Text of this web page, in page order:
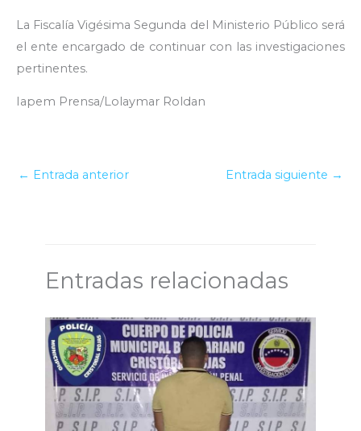
La Fiscalía Vigésima Segunda del Ministerio Público será
el ente encargado de continuar con las investigaciones
pertinentes.
Iapem Prensa/Lolaymar Roldan
← Entrada anterior Entrada siguiente →
Entradas relacionadas